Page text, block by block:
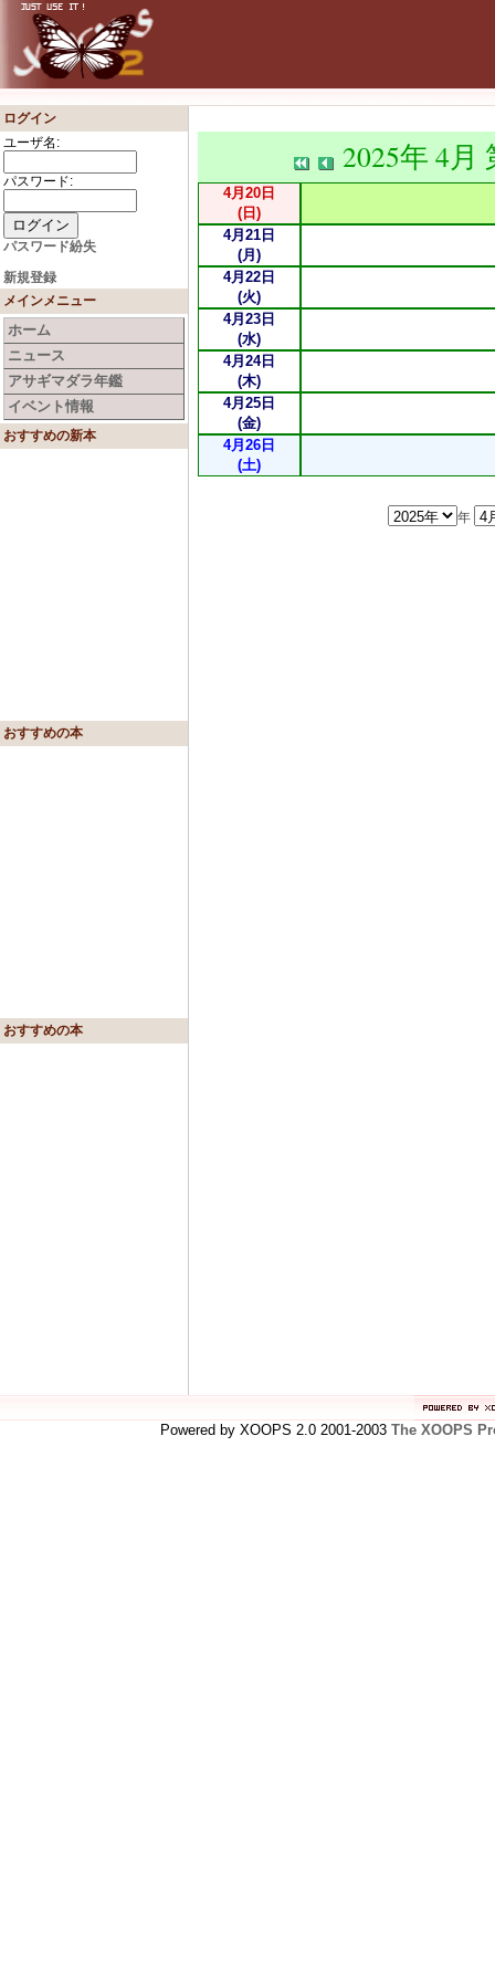
ログイン
ユーザ名:
パスワード:
パスワード紛失
新規登録
メインメニュー
ホーム
ニュース
アサギマダラ年鑑
イベント情報
おすすめの新本
おすすめの本
おすすめの本
2025年 4月
4月20日
(日)
4月21日
(月)
4月22日
(火)
4月23日
(水)
4月24日
(木)
4月25日
(金)
4月26日
(土)
年
Powered by XOOPS 2.0 2001-2003 The XOOPS